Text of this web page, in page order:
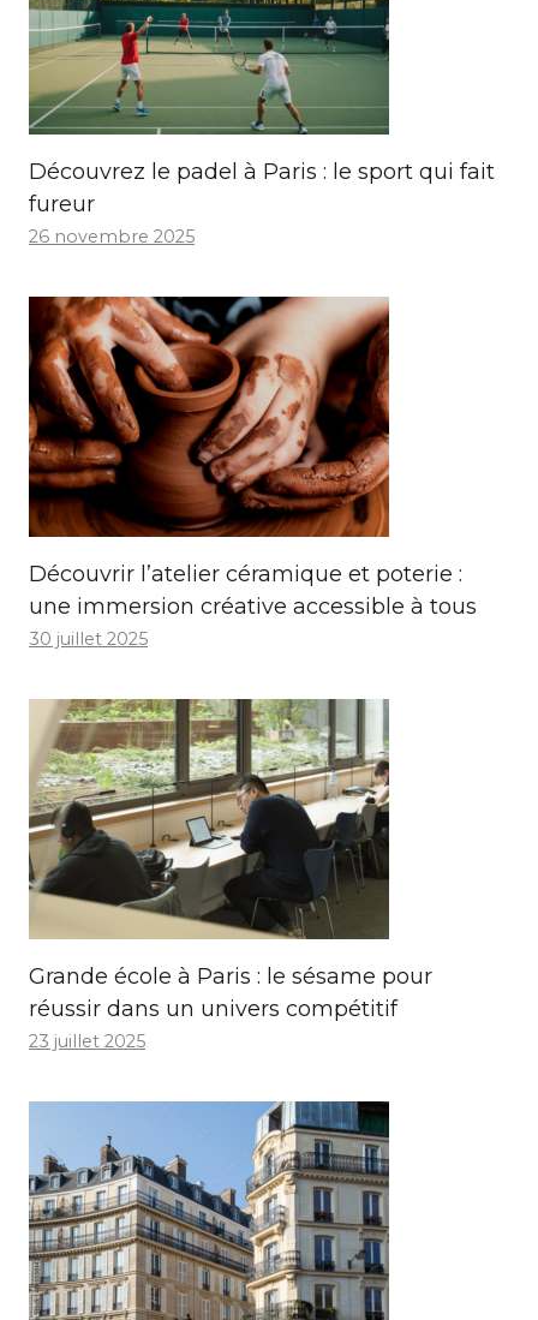
Découvrez le padel à Paris : le sport qui fait
fureur
26 novembre 2025
Découvrir l’atelier céramique et poterie :
une immersion créative accessible à tous
30 juillet 2025
Grande école à Paris : le sésame pour
réussir dans un univers compétitif
23 juillet 2025